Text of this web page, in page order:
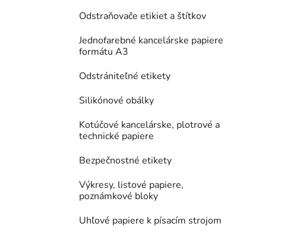
Odstraňovače etikiet a štítkov
Jednofarebné kancelárske papiere
formátu A3
Odstrániteľné etikety
Silikónové obálky
Kotúčové kancelárske, plotrové a
technické papiere
Bezpečnostné etikety
Výkresy, listové papiere,
poznámkové bloky
Uhľové papiere k písacím strojom